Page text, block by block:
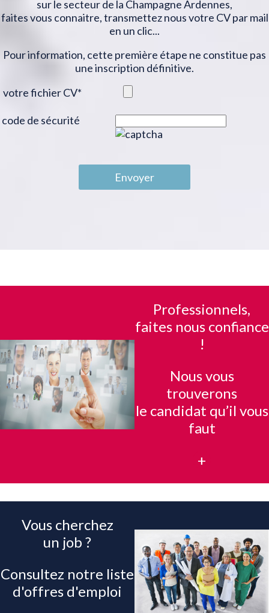
sur le secteur de la Champagne Ardennes,
faites vous connaitre, transmettez nous votre CV par mail
en un clic...
Pour information, cette première étape ne constitue pas
une inscription définitive.
votre fichier CV*
code de sécurité
Envoyer
Professionnels,
faites nous confiance
!
Nous vous
trouverons
le candidat qu’il vous
faut
+
Vous cherchez
un job ?
Consultez notre liste
d'offres d'emploi